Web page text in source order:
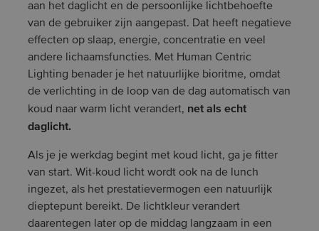
aan het daglicht en de persoonlijke lichtbehoefte
van de gebruiker zijn aangepast. Dat heeft negatieve
effecten op slaap, energie, concentratie en veel
andere lichaamsfuncties. Met Human Centric
Lighting benader je het natuurlijke bioritme, omdat
de verlichting in de loop van de dag automatisch van
koud naar warm licht verandert, net als echt
daglicht.
Als je je werkdag begint met koud licht, ga je fitter
van start. Wit-koud licht wordt ook na de lunch
ingezet, als het prestatievermogen een natuurlijk
dieptepunt bereikt. De lichtkleur verandert
daarentegen later op de middag langzaam in een